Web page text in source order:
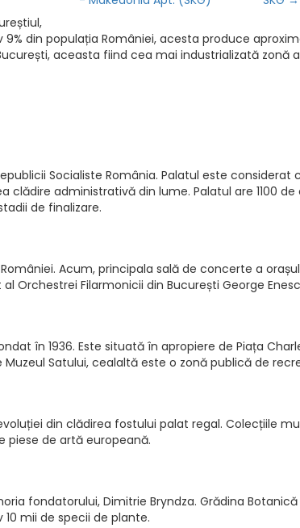
din populația României, acesta produce
aceasta fiind cea mai industrializată zonă
Socialiste România. Palatul este considerat
administrativă din lume. Palatul are 1100 de
de finalizare.
Acum, principala sală de concerte a
Orchestrei Filarmonicii din București George
în 1936. Este situată în apropiere de Piața
Satului, cealaltă este o zonă publică de
din clădirea fostului palat regal. Colecțiile
piese de artă europeană.
fondatorului, Dimitrie Bryndza. Grădina
mii de specii de plante.